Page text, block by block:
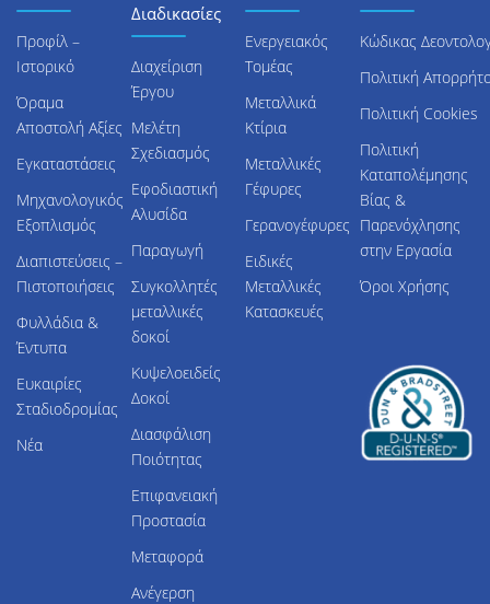
Προφίλ –
Ιστορικό
Όραμα
Αποστολή Αξίες
Εγκαταστάσεις
Μηχανολογικός
Εξοπλισμός
Διαπιστεύσεις –
Πιστοποιήσεις
Φυλλάδια &
Έντυπα
Ευκαιρίες
Σταδιοδρομίας
Νέα
Διαδικασίες
Διαχείριση
Έργου
Μελέτη
Σχεδιασμός
Εφοδιαστική
Αλυσίδα
Παραγωγή
Συγκολλητές
μεταλλικές
δοκοί
Κυψελοειδείς
Δοκοί
Διασφάλιση
Ποιότητας
Επιφανειακή
Προστασία
Μεταφορά
Ανέγερση
Ενεργειακός
Τομέας
Μεταλλικά
Κτίρια
Μεταλλικές
Γέφυρες
Γερανογέφυρες
Ειδικές
Μεταλλικές
Κατασκευές
Κώδικας
Πολιτική
Πολιτική Cookies
Πολιτική
Καταπολέμησης
Βίας &
Παρενόχλησης
στην Εργασία
Όροι Χρήσης